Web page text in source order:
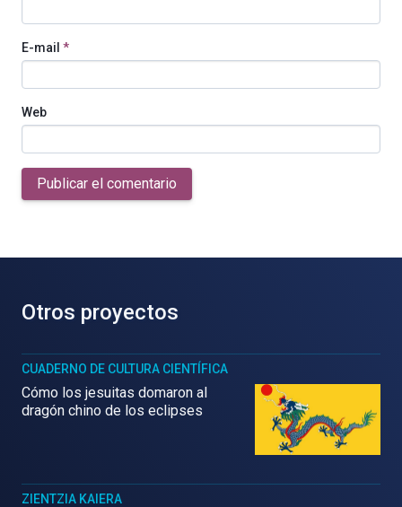
E-mail *
Web
Publicar el comentario
Otros proyectos
CUADERNO DE CULTURA CIENTÍFICA
Cómo los jesuitas domaron al
dragón chino de los eclipses
ZIENTZIA KAIERA